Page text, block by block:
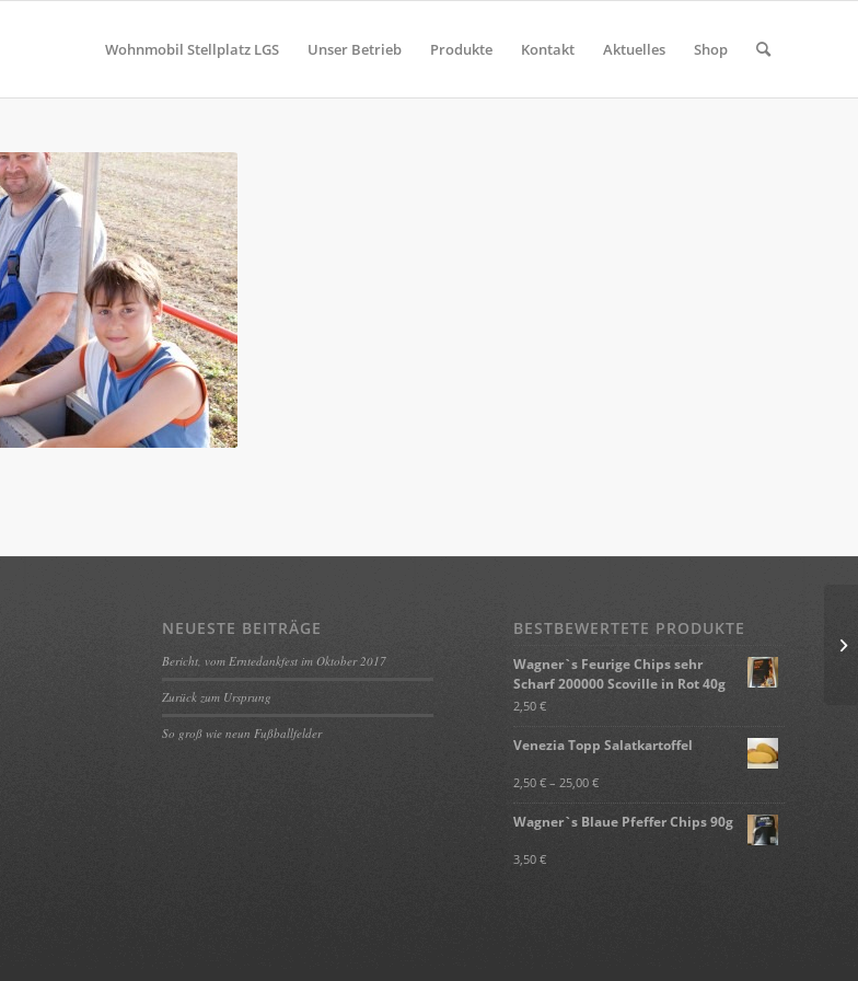
Wohnmobil Stellplatz LGS Unser Betrieb Produkte Kontakt Aktuelles Shop
NEUESTE BEITRÄGE
Bericht, vom Erntedankfest im Oktober 2017
Zurück zum Ursprung
So groß wie neun Fußballfelder
BESTBEWERTETE PRODUKTE
Wagner`s Feurige Chips sehr
Scharf 200000 Scoville in Rot 40g
2,50 €
Venezia Topp Salatkartoffel
2,50 € – 25,00 €
Wagner`s Blaue Pfeffer Chips 90g
3,50 €